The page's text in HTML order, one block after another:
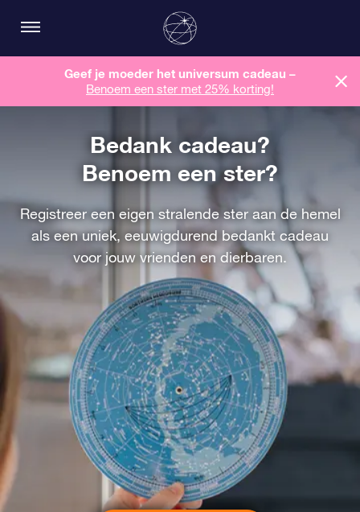
Geef je moeder het universum cadeau –
Benoem een ​​ster met 25% korting!
Bedank cadeau?
Benoem een ster?
Registreer een eigen stralende ster aan de hemel
als een uniek, eeuwigdurend bedankt cadeau
voor jouw vrienden en dierbaren.